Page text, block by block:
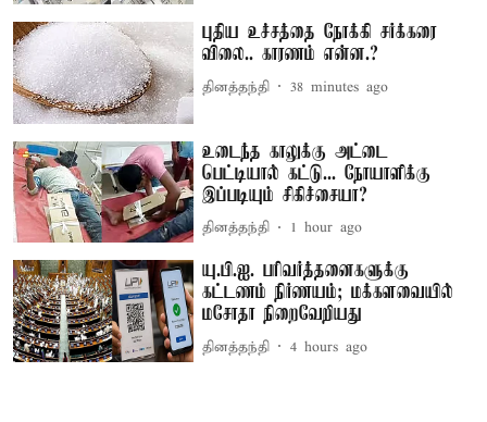
புதிய உச்சத்தை நோக்கி சர்க்கரை
விலை.. காரணம் என்ன.?
தினத்தந்தி 38 minutes ago
உடைந்த காலுக்கு அட்டை
பெட்டியால் கட்டு... நோயாளிக்கு
இப்படியும் சிகிச்சையா?
தினத்தந்தி 1 hour ago
யு.பி.ஐ. பரிவர்த்தனைகளுக்கு
கட்டணம் நிர்ணயம்; மக்களவையில்
மசோதா நிறைவேறியது
தினத்தந்தி 4 hours ago